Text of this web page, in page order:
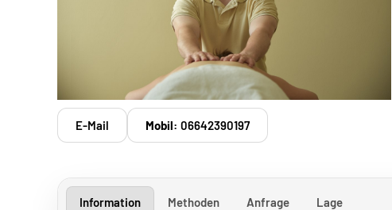
E-Mail Mobil: 06642390197
Information Methoden Anfrage Lage